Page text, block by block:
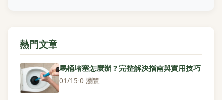
熱門文章
馬桶堵塞怎麼辦？完整解決指南與實用技巧
01/15·0 瀏覽